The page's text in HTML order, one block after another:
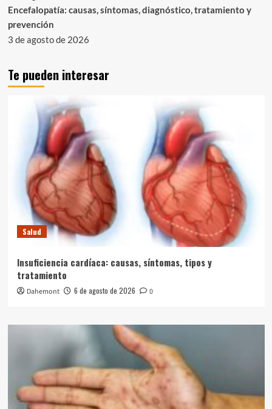
Encefalopatía: causas, síntomas, diagnóstico, tratamiento y
prevención
3 de agosto de 2026
Te pueden interesar
Salud
Insuficiencia cardíaca: causas, síntomas, tipos y
tratamiento
Dahemont 6 de agosto de 2026 0